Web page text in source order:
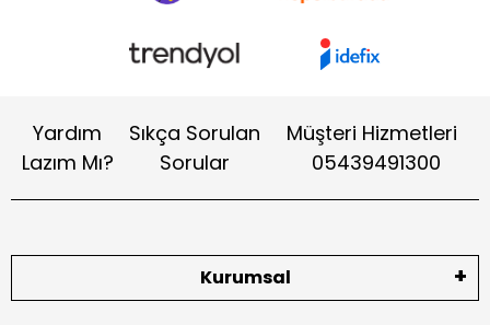
Yardım
Lazım Mı?
Sıkça Sorulan
Sorular
Müşteri Hizmetleri
05439491300
Kurumsal